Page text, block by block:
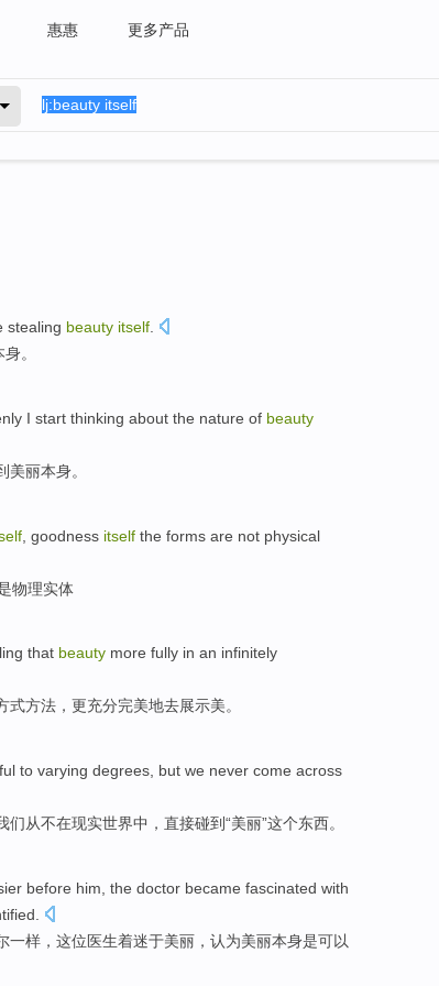
惠惠 更多产品
stealing beauty itself
身。
I start thinking about the nature of beauty
美丽本身。
goodness itself the forms are not physical
物理实体
that beauty more fully in an infinitely
式方法 ， 更充分完美地去展示美。
to varying degrees but we never come across
们从不在现实世界中，直接碰到“美丽”这个东西。
before him, the doctor became fascinated with
一样， 这位医生着迷于美丽 ， 认为美丽本身是可以